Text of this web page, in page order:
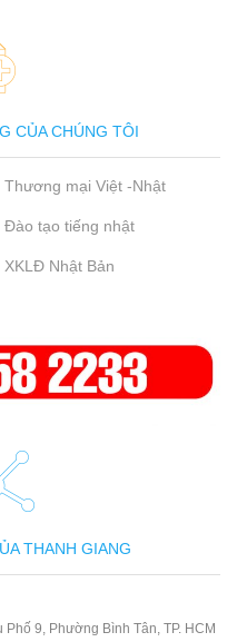
CỦA CHÚNG TÔI
Thương mại Việt -Nhật
Đào tạo tiếng nhật
XKLĐ Nhật Bản
THANH GIANG
9, Phường Bình Tân, TP. HCM